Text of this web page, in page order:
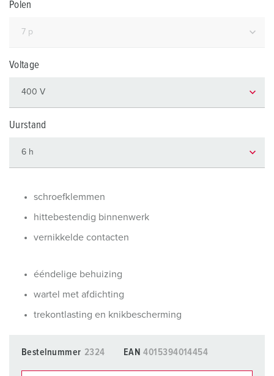
Polen
Voltage
Uurstand
schroefklemmen
hittebestendig binnenwerk
vernikkelde contacten
ééndelige behuizing
wartel met afdichting
trekontlasting en knikbescherming
Bestelnummer 2324 EAN 4015394014454